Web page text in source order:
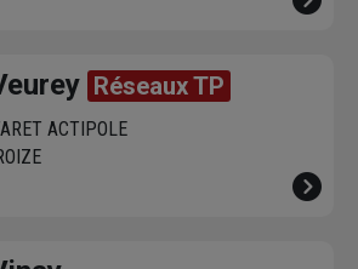
Réseaux TP
ACTIPOLE